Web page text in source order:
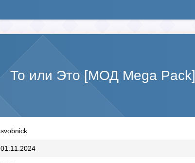
То или Это [МОД Mega Pack]
svobnick
01.11.2024